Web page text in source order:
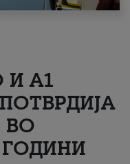
A1
ВО